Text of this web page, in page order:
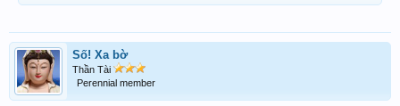
Số! Xa bờ
Thần Tài
Perennial member